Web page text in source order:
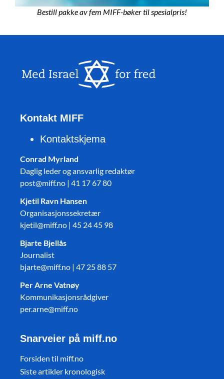
Bestill pakke av fem MIFF-bøker til spesialpris!
Kontakt MIFF
Kontaktskjema
Conrad Myrland
Daglig leder og ansvarlig redaktør
post@miff.no | 41 17 67 80
Kjetil Ravn Hansen
Organisasjonssekretær
kjetil@miff.no | 45 24 45 98
Bjarte Bjellås
Journalist
bjarte@miff.no | 47 25 88 57
Per Arne Vatnøy
Kommunikasjonsrådgiver
per.arne@miff.no
Snarveier på miff.no
Forsiden til miff.no
Siste artikler kronologisk